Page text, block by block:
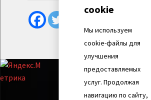
cookie
Мы используем
cookie-файлы для
улучшения
предоставляемых
услуг. Продолжая
навигацию по сайту,